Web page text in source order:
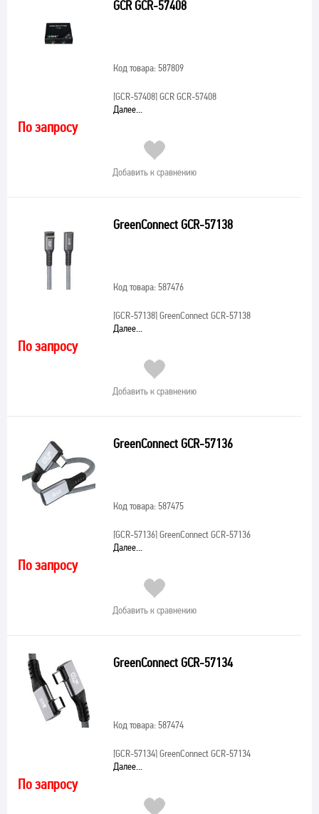
GCR GCR-57408
Код товара: 587809
[GCR-57408]GCR GCR-57408
Далее...
По запросу
Добавить к сравнению
GreenConnect GCR-57138
Код товара: 587476
[GCR-57138]GreenConnect GCR-57138
Далее...
По запросу
Добавить к сравнению
GreenConnect GCR-57136
Код товара: 587475
[GCR-57136]GreenConnect GCR-57136
Далее...
По запросу
Добавить к сравнению
GreenConnect GCR-57134
Код товара: 587474
[GCR-57134]GreenConnect GCR-57134
Далее...
По запросу